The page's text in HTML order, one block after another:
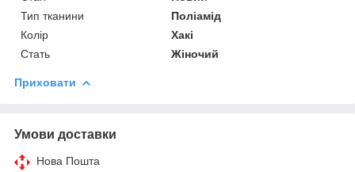
Тип тканини
Поліамід
Колір
Хакі
Стать
Жіночий
Приховати
Умови доставки
Нова Пошта